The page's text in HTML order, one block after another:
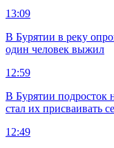
13:09
В Бурятии в реку
один человек выжил
12:59
В Бурятии подросток
стал их присваивать
12:49